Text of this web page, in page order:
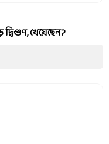
খেয়েছেন?